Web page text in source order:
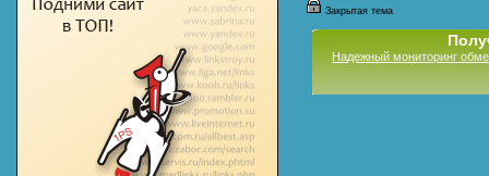
Закрытая тема
Надежный мониторинг